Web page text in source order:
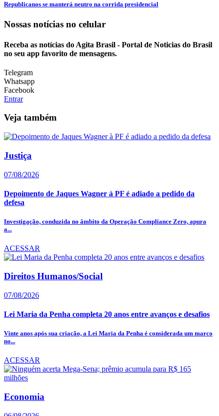
Republicanos se manterá neutro na corrida presidencial
Nossas notícias no celular
Receba as notícias do Agita Brasil - Portal de Noticias do Brasil
no seu app favorito de mensagens.
Telegram
Whatsapp
Facebook
Entrar
Veja também
Justiça
07/08/2026
Depoimento de Jaques Wagner à PF é adiado a pedido da
defesa
Investigação, conduzida no âmbito da Operação Compliance Zero, apura
a...
ACESSAR
Direitos Humanos/Social
07/08/2026
Lei Maria da Penha completa 20 anos entre avanços e desafios
Vinte anos após sua criação, a Lei Maria da Penha é considerada um marco
no...
ACESSAR
Economia